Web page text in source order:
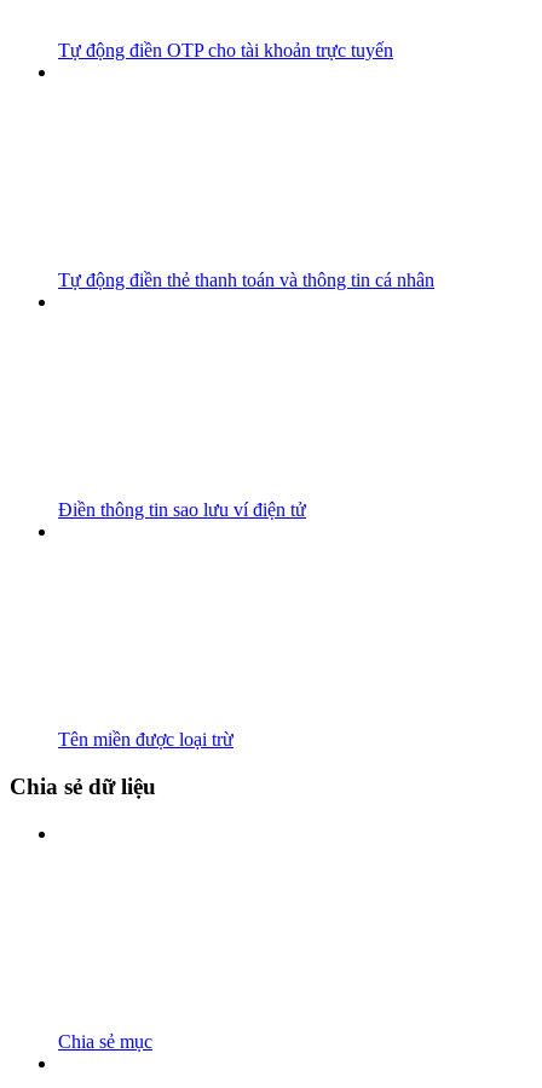
Tự động điền OTP cho tài khoản trực tuyến
Tự động điền thẻ thanh toán và thông tin cá nhân
Điền thông tin sao lưu ví điện tử
Tên miền được loại trừ
Chia sẻ dữ liệu
Chia sẻ mục